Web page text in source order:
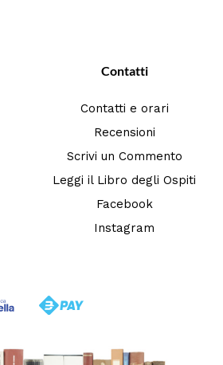
Contatti
Contatti e orari
Recensioni
Scrivi un Commento
Leggi il Libro degli Ospiti
Facebook
Instagram